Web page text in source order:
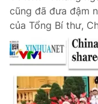
cũng đã đưa đậm
của Tổng Bí thư,